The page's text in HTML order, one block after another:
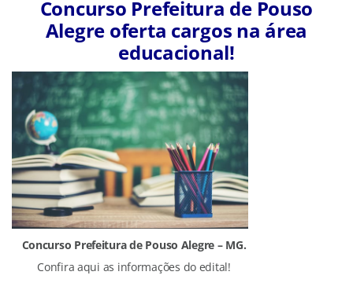
Concurso Prefeitura de Pouso
Alegre oferta cargos na área
educacional!
Concurso Prefeitura de Pouso Alegre – MG.
Confira aqui as informações do edital!